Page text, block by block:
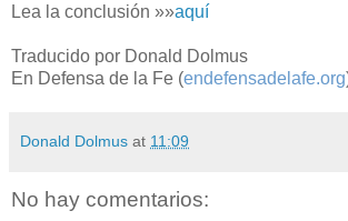
Lea la conclusión »»aquí
Traducido por Donald Dolmus
En Defensa de la Fe (endefensadelafe.org
Donald Dolmus at 11:09
No hay comentarios: